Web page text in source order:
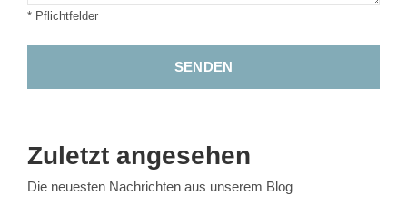
* Pflichtfelder
SENDEN
Zuletzt angesehen
Die neuesten Nachrichten aus unserem Blog